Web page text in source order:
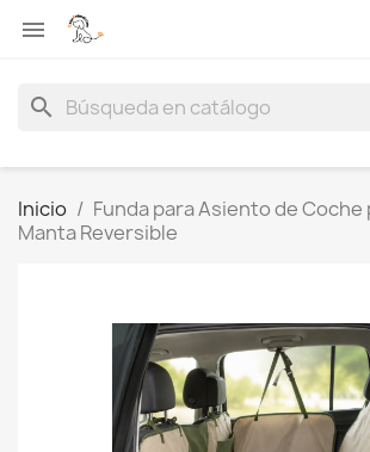

search
Inicio
Funda para Asiento de
Manta Reversible